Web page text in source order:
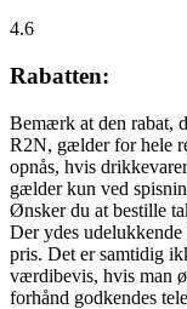
4.6
Rabatten:
Bemærk at den rabat,
R2N, gælder for hele
opnås, hvis
gælder kun ved
Ønsker du at bestille
Der ydes udelukkende
pris. Det er samtidig
værdibevis, hvis man
forhånd godkendes